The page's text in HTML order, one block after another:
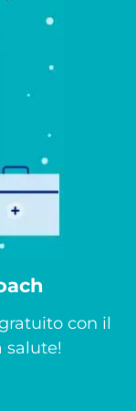
con il
salute!